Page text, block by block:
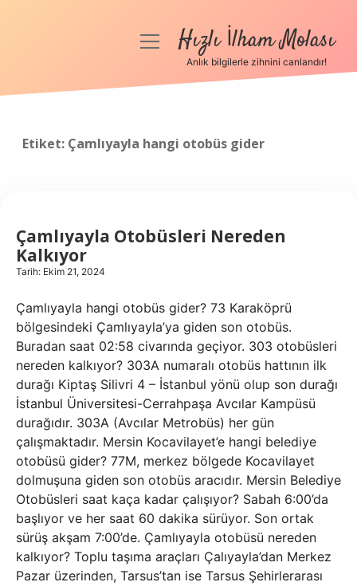
Anasayfa
menüyüHızlı İlham Molası
Anlık bilgilerle zihnini canlandır!
Etiket: Çamlıyayla hangi otobüs gider
Çamlıyayla Otobüsleri Nereden
Kalkıyor
Tarih: Ekim 21, 2024
Çamlıyayla hangi otobüs gider? 73 Karaköprü
bölgesindeki Çamlıyayla’ya giden son otobüs.
Buradan saat 02:58 civarında geçiyor. 303 otobüsleri
nereden kalkıyor? 303A numaralı otobüs hattının ilk
durağı Kiptaş Silivri 4 – İstanbul yönü olup son durağı
İstanbul Üniversitesi-Cerrahpaşa Avcılar Kampüsü
durağıdır. 303A (Avcılar Metrobüs) her gün
çalışmaktadır. Mersin Kocavilayet’e hangi belediye
otobüsü gider? 77M, merkez bölgede Kocavilayet
dolmuşuna giden son otobüs aracıdır. Mersin Belediye
Otobüsleri saat kaça kadar çalışıyor? Sabah 6:00’da
başlıyor ve her saat 60 dakika sürüyor. Son ortak
sürüş akşam 7:00’de. Çamlıyayla otobüsü nereden
kalkıyor? Toplu taşıma araçları Çalıyayla’dan Merkez
Pazar üzerinden, Tarsus’tan ise Tarsus Şehirlerarası